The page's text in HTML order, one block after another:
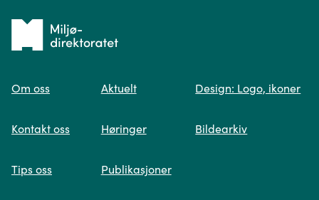
søk og viser deg vår mest relevante
Tilbake
forsiden
Om oss
Kontakt oss
Tips oss
Aktuelt
Høringer
Publikasjoner
Design: Logo, ikoner
Bildearkiv